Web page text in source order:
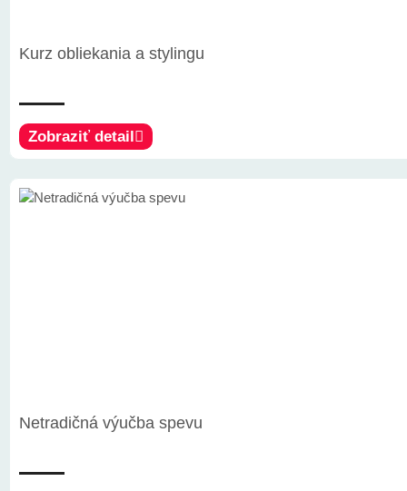
Kurz obliekania a stylingu
Zobraziť detail
Netradičná výučba spevu